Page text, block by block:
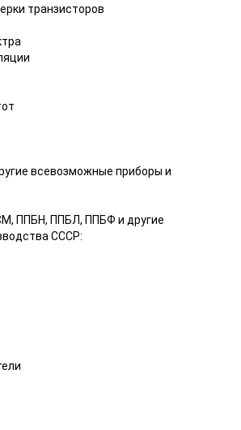
транзисторов
всевозможные приборы и
ППБН, ППБЛ, ППБФ и другие
СССР: